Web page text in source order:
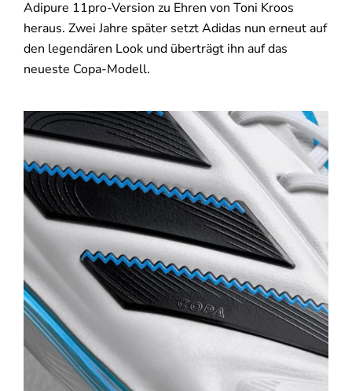
Adipure 11pro-Version zu Ehren von Toni Kroos
heraus. Zwei Jahre später setzt Adidas nun erneut auf
den legendären Look und überträgt ihn auf das
neueste Copa-Modell.